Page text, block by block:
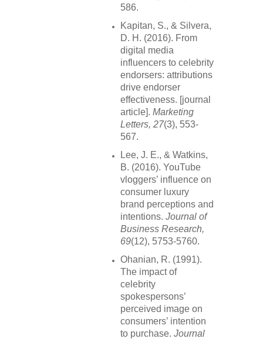
586.
Kapitan, S., & Silvera,
D. H. (2016). From
digital media
influencers to celebrity
endorsers: attributions
drive endorser
effectiveness. [journal
article]. Marketing
Letters, 27(3), 553-
567.
Lee, J. E., & Watkins,
B. (2016). YouTube
vloggers’ influence on
consumer luxury
brand perceptions and
intentions. Journal of
Business Research,
69(12), 5753-5760.
Ohanian, R. (1991).
The impact of
celebrity
spokespersons’
perceived image on
consumers’ intention
to purchase. Journal